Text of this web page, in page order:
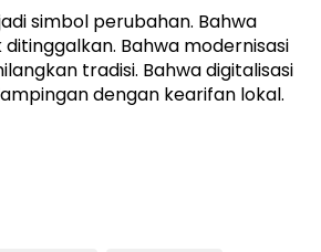
simbol perubahan. Bahwa
Bahwa modernisasi
tradisi. Bahwa digitalisasi
dengan kearifan lokal.